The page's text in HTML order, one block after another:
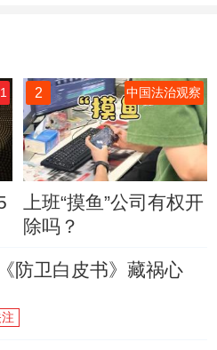
2 中国法治观察
上班“摸鱼”公司有权开
除吗？
防卫白皮书》藏祸心